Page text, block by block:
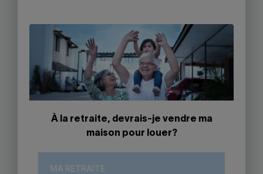
À la retraite, devrais-je vendre ma
maison pour louer?
MA RETRAITE